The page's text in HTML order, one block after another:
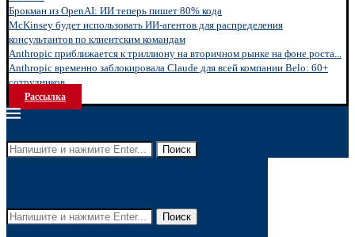
Брокман из OpenAI: ИИ теперь пишет 80% кода
McKinsey будет использовать ИИ-агентов для распределения
консультантов по клиентским командам
Anthropic приближается к триллиону на вторичном рынке на фоне роста...
Anthropic временно заблокировала Claude для всей компании Belo: 60+
сотрудников...
Рассылка
Поиск
Поиск